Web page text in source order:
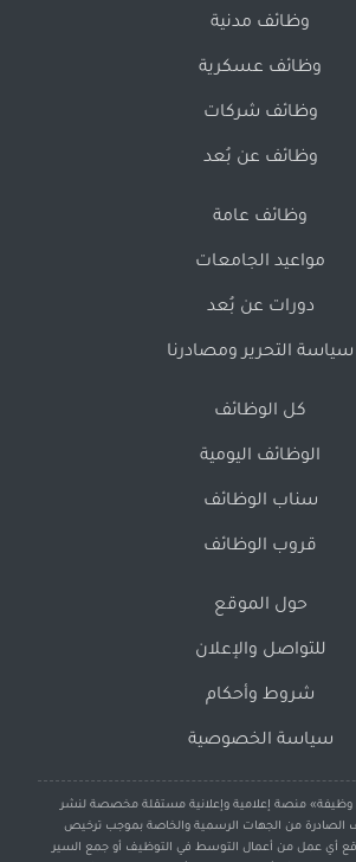
وظائف مدنية
وظائف عسكرية
وظائف شركات
وظائف عن بُعد
وظائف عامة
مواعيد الجامعات
دورات عن بُعد
سياسة التحرير ومصادرنا
كل الوظائف
الوظائف اليومية
سناب الوظائف
قروب الوظائف
حول الموقع
للتواصل والإعلان
شروط وأحكام
سياسة الخصوصية
منصة إعلامية وإعلانية مستقلة مخصصة لنشر
الصادرة من الجهات الرسمية والخاصة بموجب ترخيص
أي عمل من أعمال التوسط في التوظيف أو جمع السير